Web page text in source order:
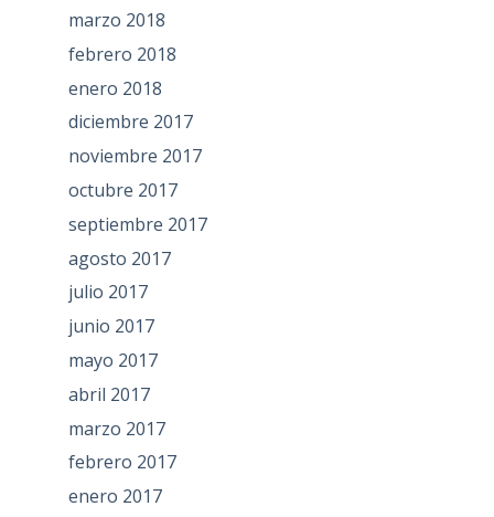
marzo 2018
febrero 2018
enero 2018
diciembre 2017
noviembre 2017
octubre 2017
septiembre 2017
agosto 2017
julio 2017
junio 2017
mayo 2017
abril 2017
marzo 2017
febrero 2017
enero 2017